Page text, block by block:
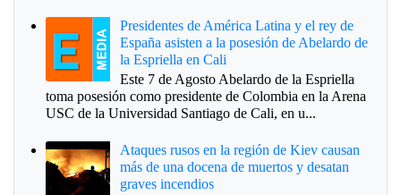
Presidentes de América Latina y el rey de
España asisten a la posesión de Abelardo de
la Espriella en Cali
Este 7 de Agosto Abelardo de la Espriella
toma posesión como presidente de Colombia en la Arena
USC de la Universidad Santiago de Cali, en u...
Ataques rusos en la región de Kiev causan
más de una docena de muertos y desatan
graves incendios